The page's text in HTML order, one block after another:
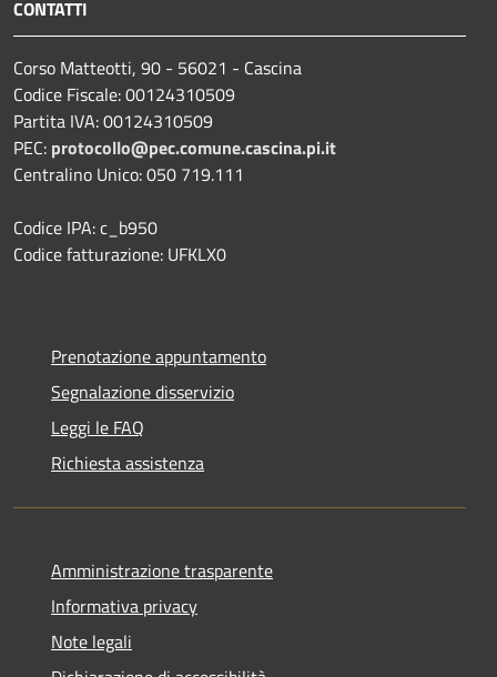
CONTATTI
Corso Matteotti, 90 - 56021 - Cascina
Codice Fiscale: 00124310509
Partita IVA: 00124310509
PEC: protocollo@pec.comune.cascina.pi.it
Centralino Unico: 050 719.111
Codice IPA: c_b950
Codice fatturazione: UFKLX0
Prenotazione appuntamento
Segnalazione disservizio
Leggi le FAQ
Richiesta assistenza
Amministrazione trasparente
Informativa privacy
Note legali